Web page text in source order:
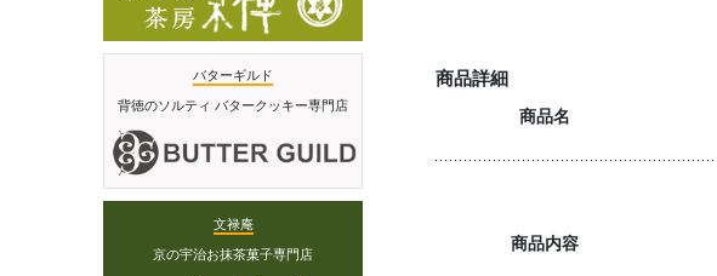
バターギルド
背徳のソルティ バタークッキー専門店
文禄庵
京の宇治お抹茶菓子専門店
商品詳細
商品名
商品内容